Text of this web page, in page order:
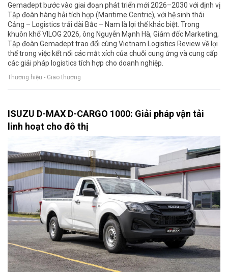
Gemadept bước vào giai đoạn phát triển mới 2026–2030 với định vị
Tập đoàn hàng hải tích hợp (Maritime Centric), với hệ sinh thái
Cảng – Logistics trải dài Bắc – Nam là lợi thế khác biệt. Trong
khuôn khổ VILOG 2026, ông Nguyễn Mạnh Hà, Giám đốc Marketing,
Tập đoàn Gemadept trao đổi cùng Vietnam Logistics Review về lợi
thế trong việc kết nối các mắt xích của chuỗi cung ứng và cung cấp
các giải pháp logistics tích hợp cho doanh nghiệp.
Thương hiệu - Giao thương
ISUZU D-MAX D-CARGO 1000: Giải pháp vận tải
linh hoạt cho đô thị